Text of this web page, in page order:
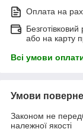
Оплата на
або на карту
Всі умови
Умови
Законом не
належної якості